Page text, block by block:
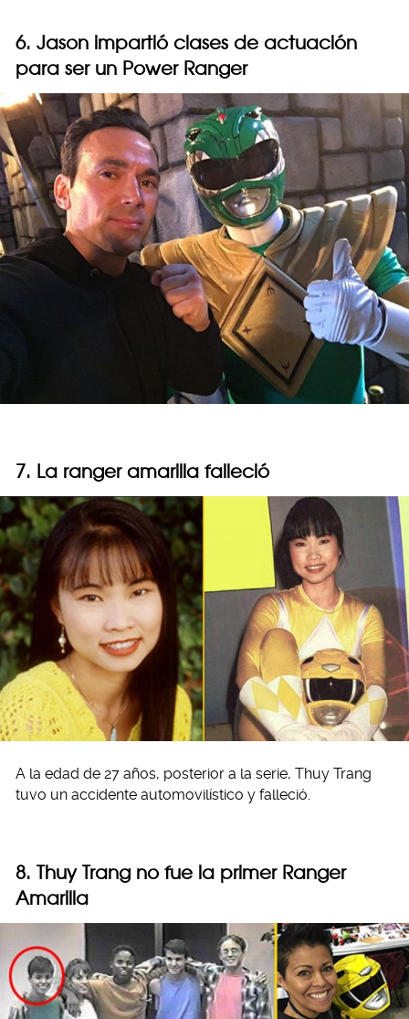
6. Jason impartió clases de actuación
para ser un Power Ranger
7. La ranger amarilla falleció
A la edad de 27 años, posterior a la serie, Thuy Trang
tuvo un accidente automovilístico y falleció.
8. Thuy Trang no fue la primer Ranger
Amarilla